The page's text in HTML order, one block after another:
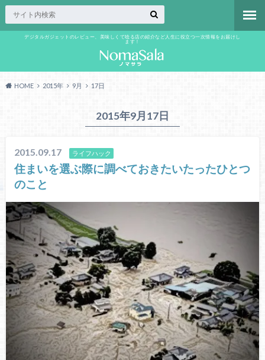
デジタルガジェットのレビュー、美味しくて唸る店の紹介など人生に役立つ一次情報をお届けし
ます！
HOME 2015年 9月 17日
2015年9月17日
2015.09.17 ライフハック
住まいを選ぶ際に調べておきたいたったひとつ
のこと